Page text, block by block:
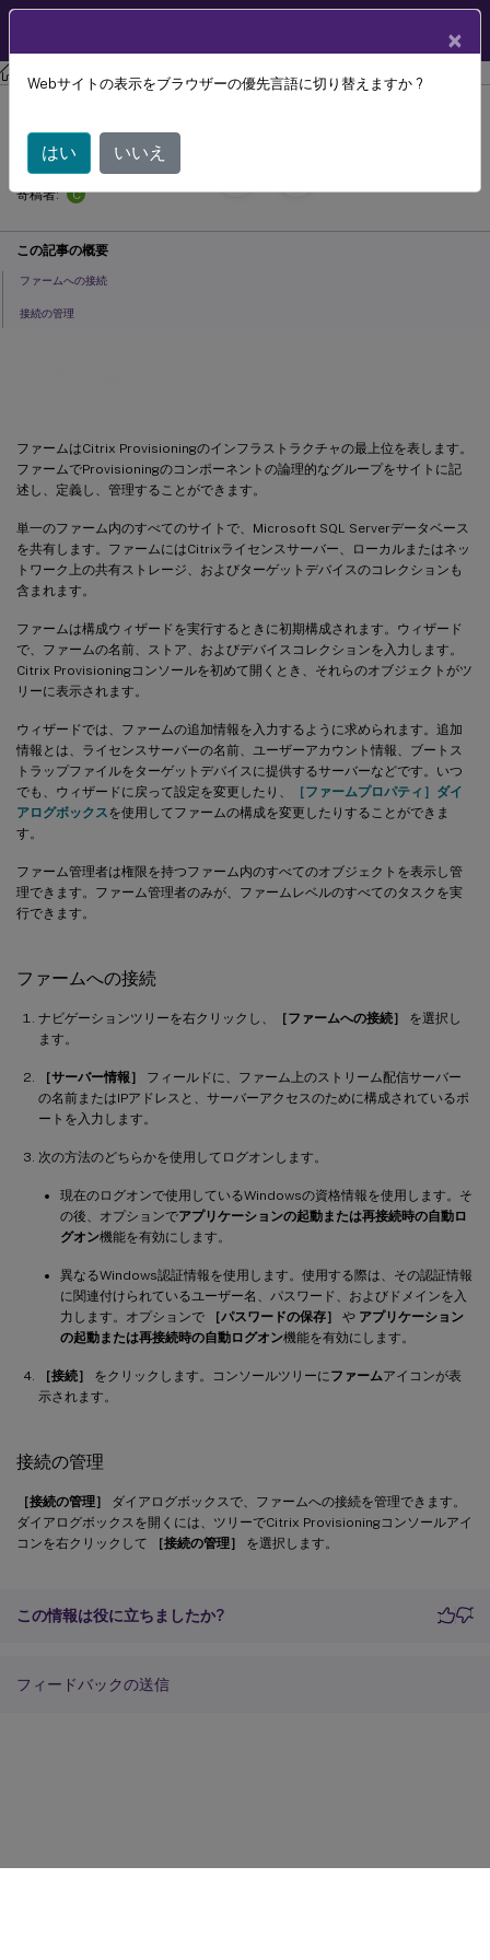
Citrix Provisioning Citrix Provisioning 2311
ファームはCitrix Provisioningのインフラストラクチャの最上位を表します。
ファームでProvisioningのコンポーネントの論理的なグループをサイトに記
述し、定義し、管理することができます。
単一のファーム内のすべてのサイトで、Microsoft SQL Serverデータベース
を共有します。ファームにはCitrixライセンスサーバー、ローカルまたはネッ
トワーク上の共有ストレージ、およびターゲットデバイスのコレクションも
含まれます。
ファームは構成ウィザードを実行するときに初期構成されます。ウィザード
で、ファームの名前、ストア、およびデバイスコレクションを入力します。
Citrix Provisioningコンソールを初めて開くとき、それらのオブジェクトがツ
リーに表示されます。
ウィザードでは、ファームの追加情報を入力するように求められます。追加
情報とは、ライセンスサーバーの名前、ユーザーアカウント情報、ブートス
トラップファイルをターゲットデバイスに提供するサーバーなどです。いつ
でも、ウィザードに戻って設定を変更したり、
［ファームプロパティ］ダイ
アログボックスを使用してファームの構成を変更したりすることができま
す。
ファーム管理者は権限を持つファーム内のすべてのオブジェクトを表示し管
理できます。ファーム管理者のみが、ファームレベルのすべてのタスクを実
行できます。
ファームへの接続
ナビゲーションツリーを右クリックし、 ［ファームへの接続］
を選択し
ます。
［サーバー情報］
フィールドに、ファーム上のストリーム配信サーバー
の名前またはIPアドレスと、サーバーアクセスのために構成されているポ
ートを入力します。
次の方法のどちらかを使用してログオンします。
現在のログオンで使用しているWindowsの資格情報を使用します。そ
の後、オプションでアプリケーションの起動または再接続時の自動ロ
グオン機能を有効にします。
異なるWindows認証情報を使用します。使用する際は、その認証情報
に関連付けられているユーザー名、パスワード、およびドメインを入
力します。オプションで
［パスワードの保存］ や アプリケーション
の起動または再接続時の自動ログオン機能を有効にします。
［接続］ をクリックします。コンソールツリーにファームアイコンが表
示されます。
接続の管理
［接続の管理］
ダイアログボックスで、ファームへの接続を管理できます。
ダイアログボックスを開くには、ツリーでCitrix Provisioningコンソールアイ
コンを右クリックして
［接続の管理］ を選択します。
この情報は役に立ちましたか?
フィードバックの送信
ファーム
September 13,
2024
寄稿者:
C
この記事の概要
ファームへの接続
接続の管理
×
Webサイトの表示をブラウザーの優先言語に切り替えますか ?
はい いいえ